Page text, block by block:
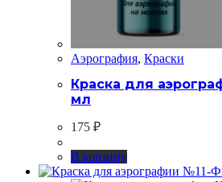
Аэрография, Краски
Краска для
мл
175 ₽
В корзину